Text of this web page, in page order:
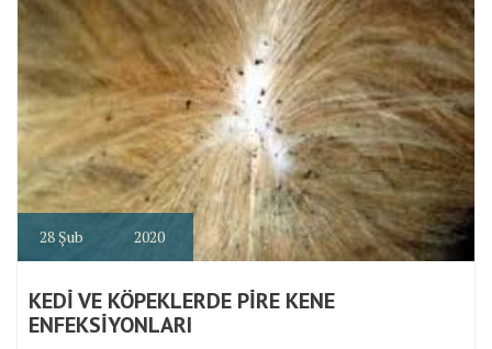
28Şub 2020
KEDİ VE KÖPEKLERDE PİRE KENE
ENFEKSİYONLARI